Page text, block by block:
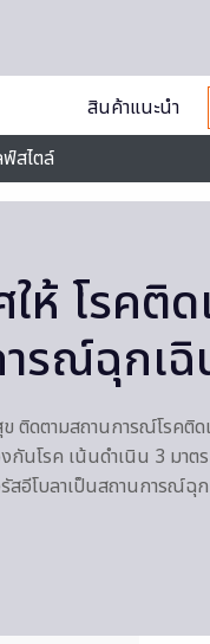
สินค้าแนะนำ
ฟ์สไตล์
ห้ โรคติด
รณ์ฉุกเฉิ
ติดตามสถานการณ์โรคติดเ
กันโรค เน้นดำเนิน 3 มา
สอีโบลาเป็นสถานการณ์ฉุ